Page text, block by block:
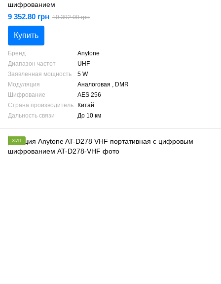
шифрованием
9 352.80 грн 10 392.00 грн
Купить
Бренд
Anytone
Диапазон частот
UHF
Заявленная мощность
5 W
Модуляция
Аналоговая , DMR
Шифрование
AES 256
Страна производитель
Китай
Дальность связи
До 10 км
ХИТ